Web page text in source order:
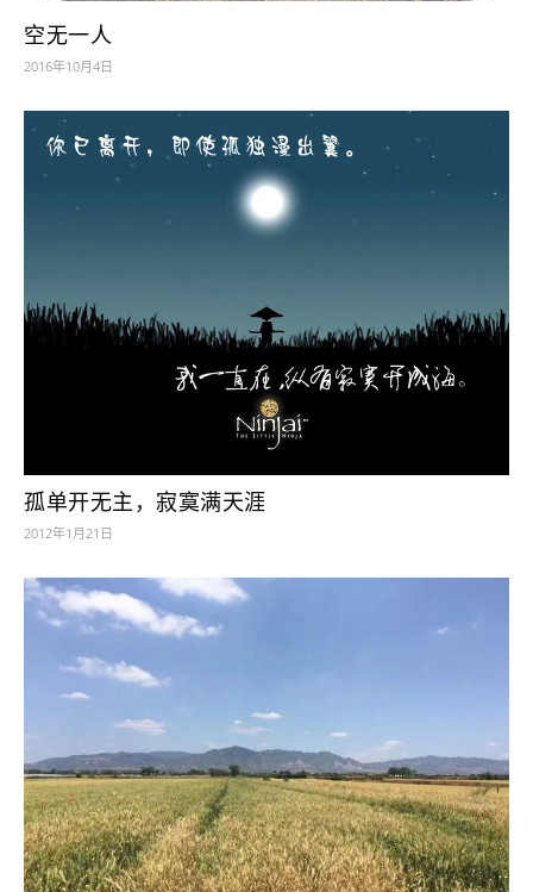
空无一人
2016年10月4日
孤单开无主，寂寞满天涯
2012年1月21日